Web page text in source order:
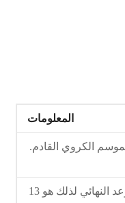
المعلومات
الكروي القادم.
أُخطِبت الأندية لتأكيد مشاركتها في مسابقات الاتحاد وتحديد الموعد النهائي لذلك هو 13